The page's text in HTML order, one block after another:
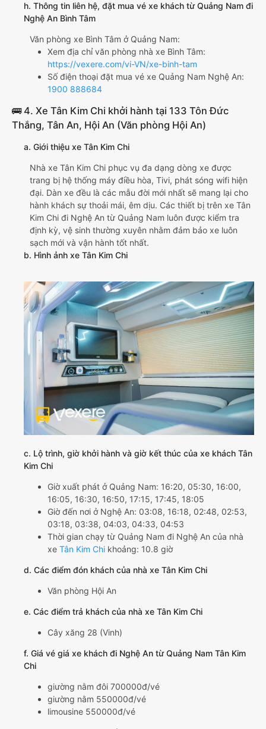
h. Thông tin liên hệ, đặt mua vé xe khách từ Quảng Nam đi
Nghệ An Bình Tâm
Văn phòng xe Bình Tâm ở Quảng Nam:
Xem địa chỉ văn phòng nhà xe Bình Tâm:
https://vexere.com/vi-VN/xe-binh-tam
Số điện thoại đặt mua vé xe Quảng Nam Nghệ An:
1900 888684
🚌 4. Xe Tân Kim Chi khởi hành tại 133 Tôn Đức
Thắng, Tân An, Hội An (Văn phòng Hội An)
a. Giới thiệu xe Tân Kim Chi
Nhà xe Tân Kim Chi phục vụ đa dạng dòng xe được
trang bị hệ thống máy điều hòa, Tivi, phát sóng wifi hiện
đại. Dàn xe đều là các mẫu đời mới nhất sẽ mang lại cho
hành khách sự thoải mái, êm dịu. Các thiết bị trên xe Tân
Kim Chi đi Nghệ An từ Quảng Nam luôn được kiểm tra
định kỳ, vệ sinh thường xuyên nhằm đảm bảo xe luôn
sạch mới và vận hành tốt nhất.
b. Hình ảnh xe Tân Kim Chi
c. Lộ trình, giờ khởi hành và giờ kết thúc của xe khách Tân
Kim Chi
Giờ xuất phát ở Quảng Nam: 16:20, 05:30, 16:00,
16:05, 16:30, 16:50, 17:15, 17:45, 18:05
Giờ đến nơi ở Nghệ An: 03:08, 16:18, 02:48, 02:53,
03:18, 03:38, 04:03, 04:33, 04:53
Thời gian chạy từ Quảng Nam đi Nghệ An của nhà
xe Tân Kim Chi khoảng: 10.8 giờ
d. Các điểm đón khách của nhà xe Tân Kim Chi
Văn phòng Hội An
e. Các điểm trả khách của nhà xe Tân Kim Chi
Cây xăng 28 (Vinh)
f. Giá vé giá xe khách đi Nghệ An từ Quảng Nam Tân Kim
Chi
giường nằm đôi 700000đ/vé
giường nằm 550000đ/vé
limousine 550000đ/vé